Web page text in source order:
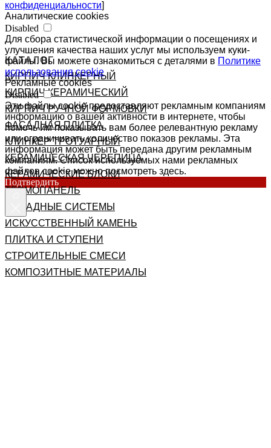
КАТАЛОГ
КИРПИЧ КЛИНКЕРНЫЙ
КИРПИЧ КЕРАМИЧЕСКИЙ
КИРПИЧ РУЧНОЙ ФОРМОВКИ
ФАСАДНАЯ ПЛИТКА
КЛИНКЕР ТРОТУАРНЫЙ
КЕРАМИЧЕСКАЯ ЧЕРЕПИЦА
КЕРАМИЧЕСКИЕ БЛОКИ
ТЕРМОПАНЕЛЬ
ФАСАДНЫЕ СИСТЕМЫ
ИСКУССТВЕННЫЙ КАМЕНЬ
ПЛИТКА И СТУПЕНИ
СТРОИТЕЛЬНЫЕ СМЕСИ
КОМПОЗИТНЫЕ МАТЕРИАЛЫ
конфиденциальности]
Аналитические cookies
Disabled
Для сбора статистической информации о посещениях и
улучшения качества наших услуг мы используем куки-
файлы. Вы можете ознакомиться с деталями в Политике
использования cookie
Рекламные cookies
Disabled
Эти файлы cookie предоставляют рекламным компаниям
информацию о вашей активности в интернете, чтобы
помочь им показывать вам более релевантную рекламу
или ограничивать количество показов рекламы. Эта
информация может быть передана другим рекламным
компаниям. Список используемых нами рекламных
файлов cookie можно посмотреть здесь.
Подтвердить